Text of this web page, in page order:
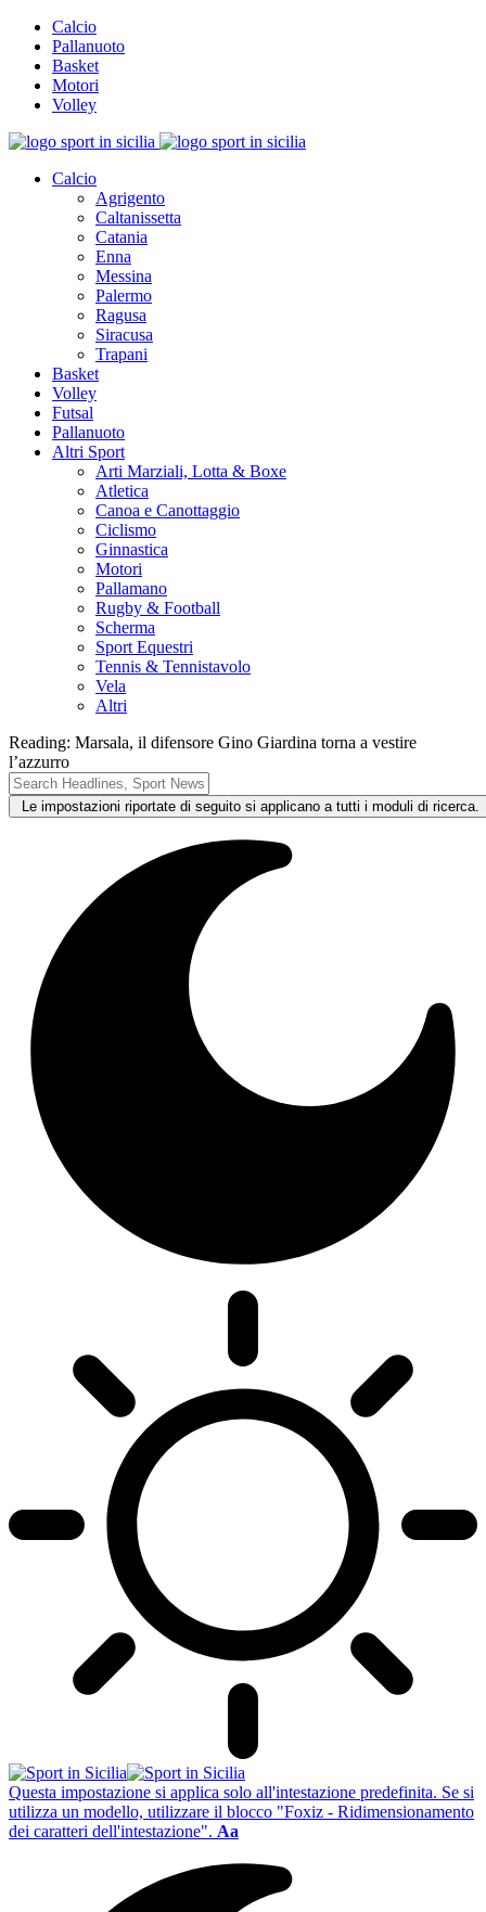
Calcio
Pallanuoto
Basket
Motori
Volley
Calcio
Agrigento
Caltanissetta
Catania
Enna
Messina
Palermo
Ragusa
Siracusa
Trapani
Basket
Volley
Futsal
Pallanuoto
Altri Sport
Arti Marziali, Lotta & Boxe
Atletica
Canoa e Canottaggio
Ciclismo
Ginnastica
Motori
Pallamano
Rugby & Football
Scherma
Sport Equestri
Tennis & Tennistavolo
Vela
Altri
Reading: Marsala, il difensore Gino Giardina torna a vestire
l’azzurro
Questa impostazione si applica solo all'intestazione predefinita. Se si
utilizza un modello, utilizzare il blocco "Foxiz - Ridimensionamento
dei caratteri dell'intestazione". Aa